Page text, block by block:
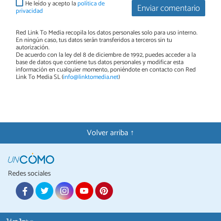
Enviar comentario
He leído y acepto lapolítica de
privacidad
Red Link To Media recopila los datos personales solo para uso interno.
En ningún caso, tus datos serán transferidos a terceros sin tu
autorización.
De acuerdo con la ley del 8 de diciembre de 1992, puedes acceder a la
base de datos que contiene tus datos personales y modificar esta
información en cualquier momento, poniéndote en contacto con Red
Link To Media SL (info@linktomedia.net)
Volver arriba ↑
Redes sociales